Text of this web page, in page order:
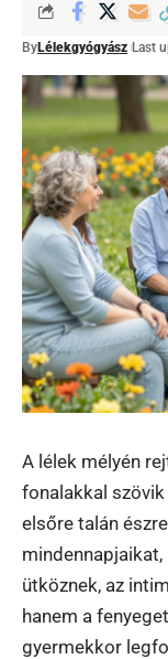
ByLélekgyógyász Last
A lélek mélyén
fonalakkal
elsőre talán
ütköznek, az
hanem a
gyermekkor